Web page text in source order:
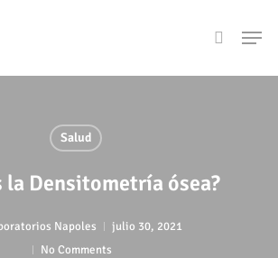
search
Salud
la Densitometría ósea?
Napoles
julio 30, 2021
No Comments